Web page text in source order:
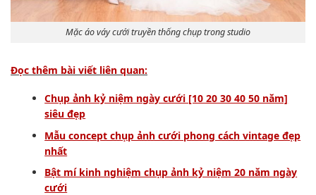
Mặc áo váy cưới truyền thống chụp trong studio
Đọc thêm bài viết liên quan:
Chụp ảnh kỷ niệm ngày cưới [10 20 30 40 50 năm]
siêu đẹp
Mẫu concept chụp ảnh cưới phong cách vintage đẹp
nhất
Bật mí kinh nghiệm chụp ảnh kỷ niệm 20 năm ngày
cưới